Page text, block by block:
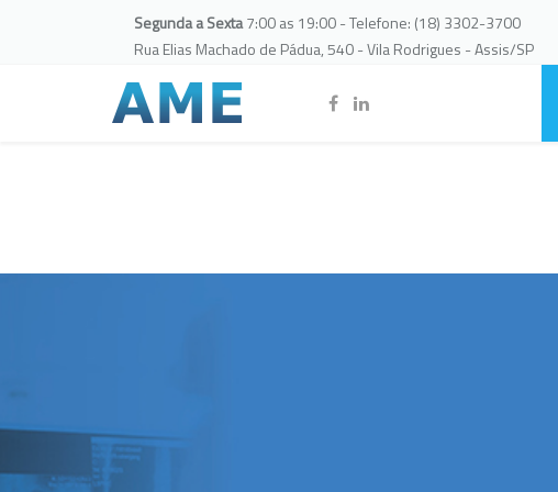
Segunda a Sexta7:00 as 19:00 - Telefone: (18) 3302-3700
Rua Elias Machado de Pádua, 540 - Vila Rodrigues - Assis/SP